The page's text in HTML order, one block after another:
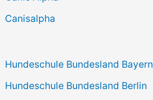
h
Canisalpha
Hundeschule Bundesland Bayern
Hundeschule Bundesland Berlin